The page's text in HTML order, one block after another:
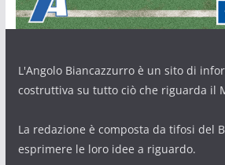
L'Angolo Biancazzurro è un sito di
costruttiva su tutto ciò che riguarda il
La redazione è composta da tifosi del
esprimere le loro idee a riguardo.